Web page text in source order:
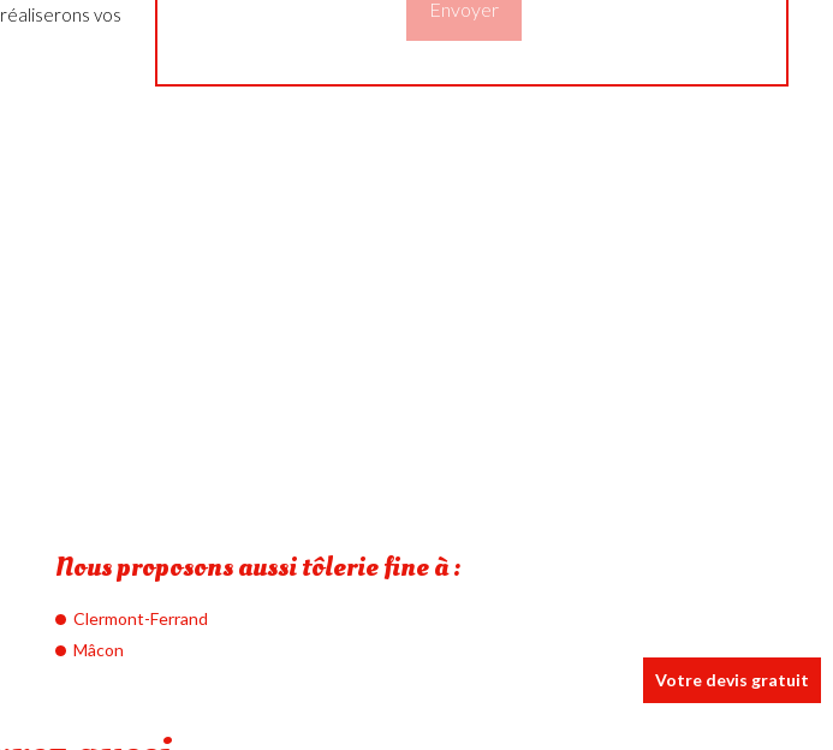
vos
Nous proposons aussi tôlerie fine à :
Clermont-Ferrand
Mâcon
Votre devis gratuit